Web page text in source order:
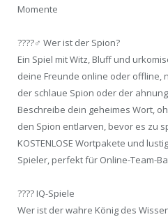
Momente
????️‍♂️ Wer ist der Spion?
Ein Spiel mit Witz, Bluff und
deine Freunde online oder offline,
der schlaue Spion oder der
Beschreibe dein geheimes Wort,
den Spion entlarven, bevor es zu
KOSTENLOSE Wortpakete und
Spieler, perfekt für Online-Team-
???? IQ-Spiele
Wer ist der wahre König des